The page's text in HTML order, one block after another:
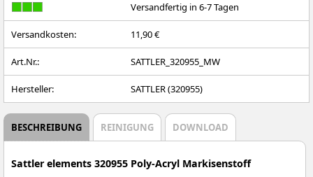
Versandfertig in 6-7 Tagen
Versandkosten: 11,90 €
Art.Nr.: SATTLER_320955_MW
Hersteller: SATTLER (320955)
BESCHREIBUNG REINIGUNG DOWNLOAD
Sattler elements 320955 Poly-Acryl Markisenstoff